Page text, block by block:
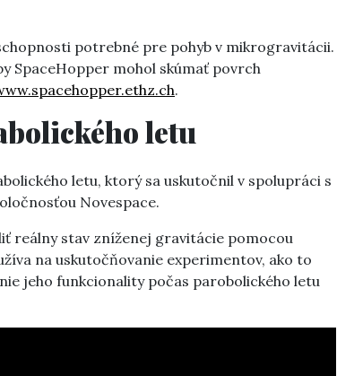
potrebné pre pohyb v mikrogravitácii.
SpaceHopper mohol skúmať povrch
.
letu
letu, ktorý sa uskutočnil v spolupráci s
Novespace.
reálny stav zníženej gravitácie pomocou
na uskutočňovanie experimentov, ako to
jeho funkcionality počas parobolického letu